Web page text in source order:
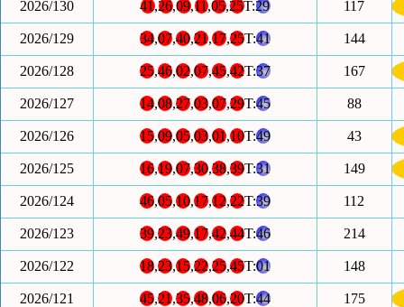
2026/130 41,26,09,11,05,25T:29 117
2026/129 34,07,40,21,17,25T:41 144
2026/128 25,46,02,07,45,42T:37 167
2026/127 14,08,27,03,07,29T:45 88
2026/126 15,09,05,03,01,10T:49 43
2026/125 16,19,07,30,38,39T:31 149
2026/124 46,05,10,17,12,22T:39 112
2026/123 39,23,49,17,42,44T:46 214
2026/122 18,23,15,22,25,45T:01 148
2026/121 45,21,35,48,06,20T:44 175